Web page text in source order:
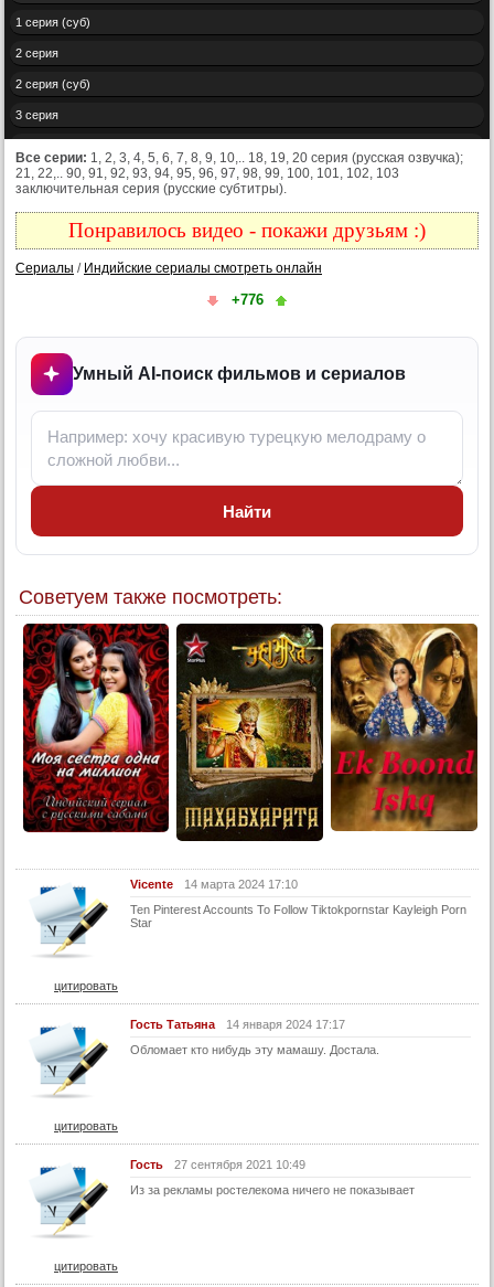
1 серия (суб)
2 серия
2 серия (суб)
3 серия
4 серия
5 серия
5 серия (суб)
7 серия
7 серия (суб)
8 серия (суб)
9 серия
10 серия
11 серия (суб)
12 серия
12 серия (суб)
13 серия
13 серия (суб)
14 серия
14 серия (суб)
15 серия (суб)
16 серия
16 серия (суб)
18 серия (суб)
19 серия (суб)
20 серия
20 серия (суб)
21 серия (суб)
Все серии: 1, 2, 3, 4, 5, 6, 7, 8, 9, 10,.. 18, 19, 20 серия (русская озвучка);
21, 22,.. 90, 91, 92, 93, 94, 95, 96, 97, 98, 99, 100, 101, 102, 103
заключительная серия (русские субтитры).
Понравилось видео - покажи друзьям :)
Сериалы / Индийские сериалы смотреть онлайн
+776
Умный AI-поиск фильмов и сериалов
Найти
Советуем также посмотреть:
Vicente
14 марта 2024 17:10
Ten Pinterest Accounts To Follow Tiktokpornstar Kayleigh Porn
Star
цитировать
Гость Татьяна
14 января 2024 17:17
Обломает кто нибудь эту мамашу. Достала.
цитировать
Гость
27 сентября 2021 10:49
Из за рекламы ростелекома ничего не показывает
цитировать